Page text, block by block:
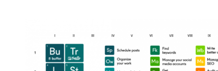
KOJI
ĆE
VAM